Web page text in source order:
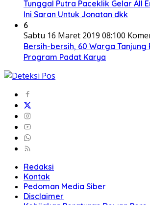
Tunggal Putra Paceklik Gelar All
Ini Saran Untuk Jonatan dkk
6
Sabtu 16 Maret 2019 08:100
Bersih-bersih, 60 Warga Tanjung
Program Padat Karya
Redaksi
Kontak
Pedoman Media Siber
Disclaimer